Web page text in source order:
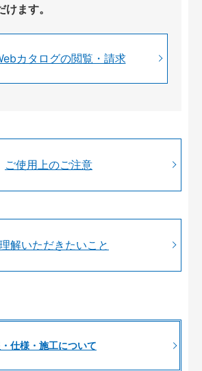
ます。
カタログの閲覧・請求
ご使用上のご注意
解いただきたいこと
仕様・施工について